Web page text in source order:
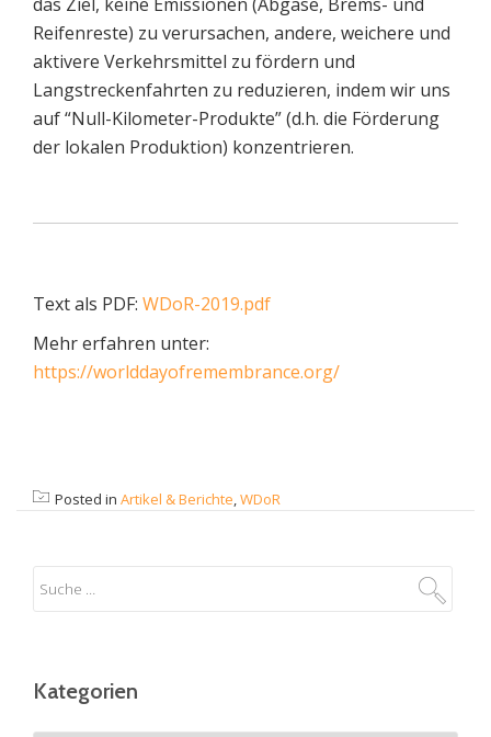
Reifenreste) zu verursachen, andere, weichere und
aktivere Verkehrsmittel zu fördern und
Langstreckenfahrten zu reduzieren, indem wir uns
auf “Null-Kilometer-Produkte” (d.h. die Förderung
der lokalen Produktion) konzentrieren.
Text als PDF: WDoR-2019.pdf
Mehr erfahren unter:
https://worlddayofremembrance.org/
Posted in Artikel & Berichte WDoR
Kategorien